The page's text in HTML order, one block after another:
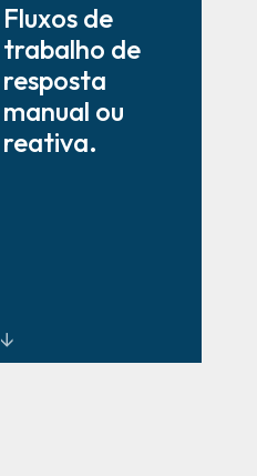
Fluxos de
trabalho de
resposta
manual ou
reativa.